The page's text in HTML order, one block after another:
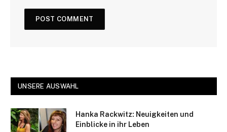
UNSERE AUSWAHL
Hanka Rackwitz: Neuigkeiten und
Einblicke in ihr Leben